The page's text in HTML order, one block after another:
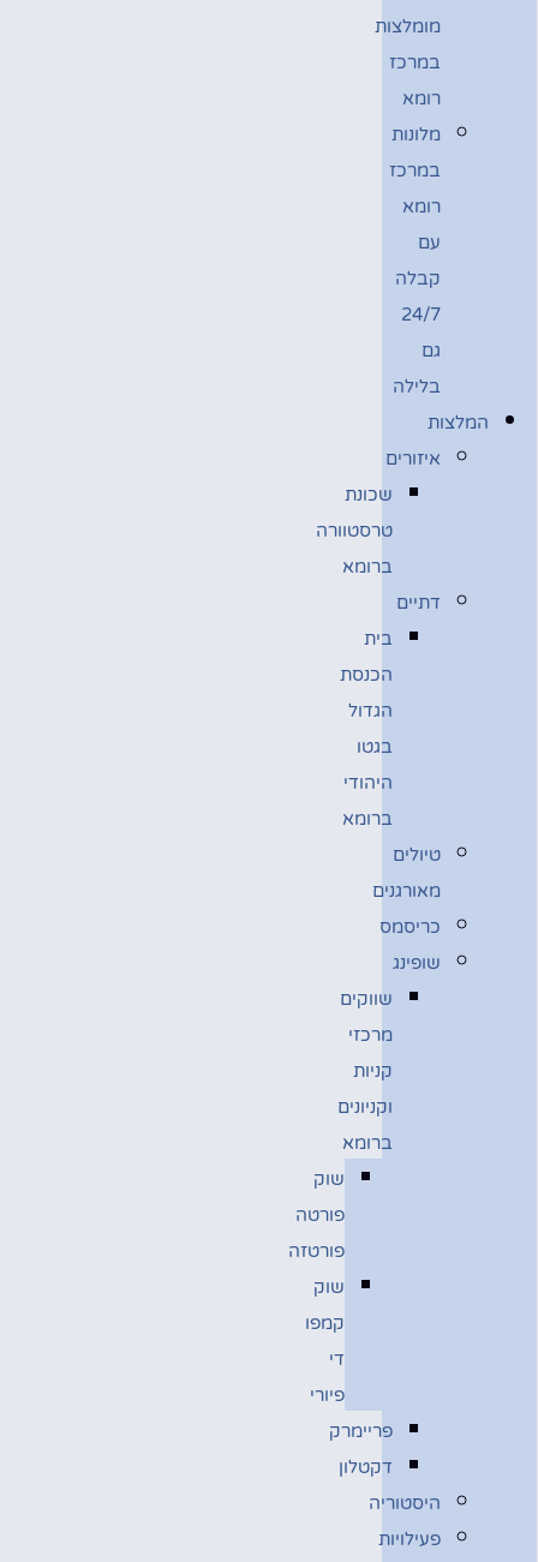
מומלצות
במרכז
רומא
מלונות
במרכז
רומא
עם
קבלה
24/7
גם
בלילה
המלצות
איזורים
שכונת
טרסטוורה
ברומא
דתיים
בית
הכנסת
הגדול
בגטו
היהודי
ברומא
טיולים
מאורגנים
כריסמס
שופינג
שווקים
מרכזי
קניות
וקניונים
ברומא
שוק
פורטה
פורטזה
שוק
קמפו
די
פיורי
פריימרק
דקטלון
היסטוריה
פעילויות